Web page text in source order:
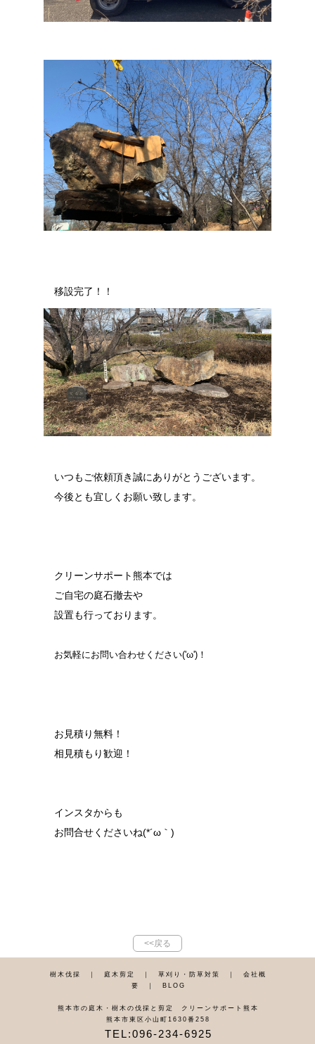
移設完了！！
いつもご依頼頂き誠にありがとうございます。
今後とも宜しくお願い致します。
クリーンサポート熊本では
ご自宅の庭石撤去や
設置も行っております。
お気軽にお問い合わせください('ω')！
お見積り無料！
相見積もり歓迎！
インスタからも
お問合せくださいね(*´ω｀)
<<戻る
樹木伐採 ｜ 庭木剪定 ｜草刈り・防草対策 ｜会社概
要
｜ BLOG
熊本市の庭木・樹木の伐採と剪定 クリーンサポート熊本
熊本市東区小山町1630番258
TEL:096-234-6925